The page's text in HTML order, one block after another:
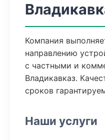
Компания
направлению
с частными и
Владикавказ.
сроков
Наши услуги